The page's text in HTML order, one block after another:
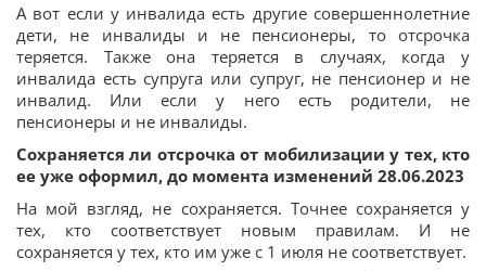
А вот если у инвалида есть другие совершеннолетние
дети, не инвалиды и не пенсионеры, то отсрочка
теряется. Также она теряется в случаях, когда у
инвалида есть супруга или супруг, не пенсионер и не
инвалид. Или если у него есть родители, не
пенсионеры и не инвалиды.
Сохраняется ли отсрочка от мобилизации у тех, кто
ее уже оформил, до момента изменений 28.06.2023
На мой взгляд, не сохраняется. Точнее сохраняется у
тех, кто соответствует новым правилам. И не
сохраняется у тех, кто им уже с 1 июля не соответствует.